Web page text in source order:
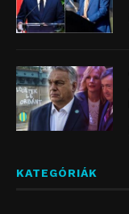
KATEGÓRIÁK